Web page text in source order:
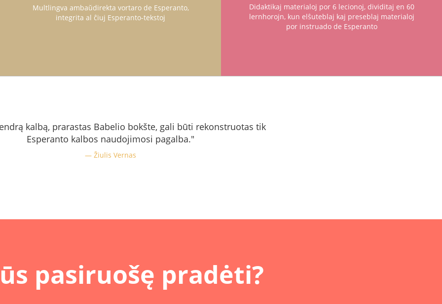
Multlingva ambaŭdirekta vortaro de Esperanto,
integrita al ĉiuj Esperanto-tekstoj
Didaktikaj materialoj por 6 lecionoj, dividitaj en 60
lernhorojn, kun elŝuteblaj kaj preseblaj materialoj
por instruado de Esperanto
kalbą, prarastas Babelio bokšte, gali būti rekonstruotas tik
Esperanto kalbos naudojimosi pagalba."
Žiulis Vernas
pasiruošę pradėti?